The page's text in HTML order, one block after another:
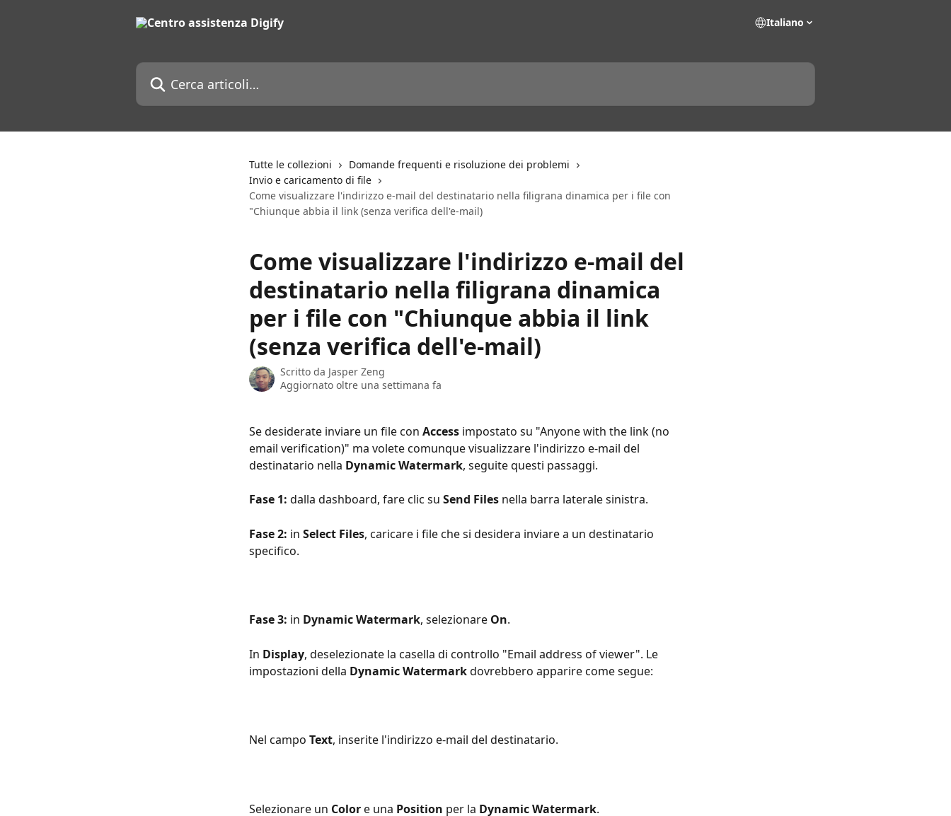
Italiano
Cerca articoli…
Tutte le collezioni
Domande frequenti e risoluzione dei problemi
Invio e caricamento di file
Come visualizzare l'indirizzo e-mail del destinatario nella filigrana dinamica per i file con
"Chiunque abbia il link (senza verifica dell'e-mail)
Come visualizzare l'indirizzo e-mail del
destinatario nella filigrana dinamica
per i file con "Chiunque abbia il link
(senza verifica dell'e-mail)
Scritto da Jasper Zeng
Aggiornato oltre una settimana fa
Se desiderate inviare un file con Access impostato su "Anyone with the link (no
email verification)" ma volete comunque visualizzare l'indirizzo e-mail del
destinatario nella Dynamic Watermark, seguite questi passaggi.
Fase 1: dalla dashboard, fare clic su Send Files nella barra laterale sinistra.
Fase 2: in Select Files, caricare i file che si desidera inviare a un destinatario
specifico.
Fase 3: in Dynamic Watermark, selezionare On.
In Display, deselezionate la casella di controllo "Email address of viewer". Le
impostazioni della Dynamic Watermark dovrebbero apparire come segue:
Nel campo Text, inserite l'indirizzo e-mail del destinatario.
Selezionare un Color e una Position per la Dynamic Watermark.